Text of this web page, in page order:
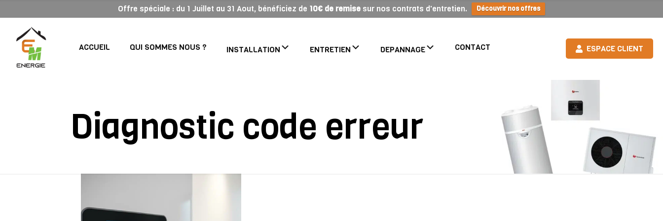
Offre spéciale : du 1 Juillet au 31 Aout, bénéficiez de 10€ de remise sur nos contrats d'entretien. Découvrir nos offres
ACCUEIL QUI SOMMES NOUS ? INSTALLATION ENTRETIEN DEPANNAGE CONTACT ESPACE CLIENT
Diagnostic code erreur